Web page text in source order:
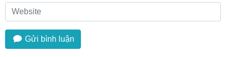
Gửi bình luận